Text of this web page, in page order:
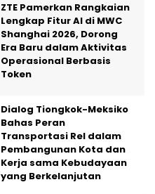
ZTE Pamerkan Rangkaian
Lengkap Fitur AI di MWC
Shanghai 2026, Dorong
Era Baru dalam Aktivitas
Operasional Berbasis
Token
Dialog Tiongkok-Meksiko
Bahas Peran
Transportasi Rel dalam
Pembangunan Kota dan
Kerja sama Kebudayaan
yang Berkelanjutan